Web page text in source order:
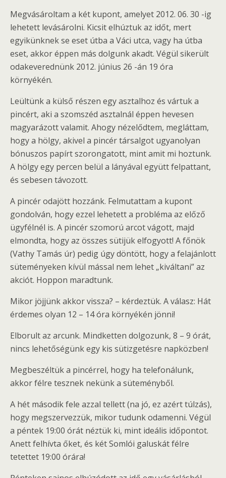
Megvásároltam a két kupont, amelyet 2012. 06. 30 -ig
lehetett levásárolni. Kicsit elhúztuk az időt, mert
egyikünknek se eset útba a Váci utca, vagy ha útba
eset, akkor éppen más dolgunk akadt. Végül sikerült
odakeverednünk 2012. június 26 -án 19 óra
környékén.
Leültünk a külső részen egy asztalhoz és vártuk a
pincért, aki a szomszéd asztalnál éppen hevesen
magyarázott valamit. Ahogy nézelődtem, megláttam,
hogy a hölgy, akivel a pincér társalgot ugyanolyan
bónuszos papírt szorongatott, mint amit mi hoztunk.
A hölgy egy percen belül a lányával együtt felpattant,
és sebesen távozott.
A pincér odajött hozzánk. Felmutattam a kupont
gondolván, hogy ezzel lehetett a probléma az előző
ügyfélnél is. A pincér szomorú arcot vágott, majd
elmondta, hogy az összes sütijük elfogyott! A főnök
(Vathy Tamás úr) pedig úgy döntött, hogy a felajánlott
süteményeken kívül mással nem lehet „kiváltani” az
akciót. Hoppon maradtunk.
Mikor jöjjünk akkor vissza? – kérdeztük. A válasz: Hát
érdemes olyan 12 – 14 óra környékén jönni!
Elborult az arcunk. Mindketten dolgozunk, 8 – 9 órát,
nincs lehetőségünk egy kis sütizgetésre napközben!
Megbeszéltük a pincérrel, hogy ha telefonálunk,
akkor félre tesznek nekünk a süteményből.
A hét második fele azzal tellett (na jó, ez azért túlzás),
hogy megszervezzük, mikor tudunk odamenni. Végül
a péntek 19:00 órát néztük ki, mint ideális időpontot.
Anett felhívta őket, és két Somlói galuskát félre
tetettet 19:00 órára!